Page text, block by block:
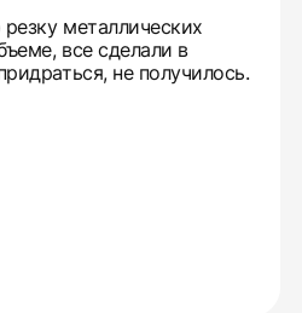
металлических
все сделали в
не получилось.